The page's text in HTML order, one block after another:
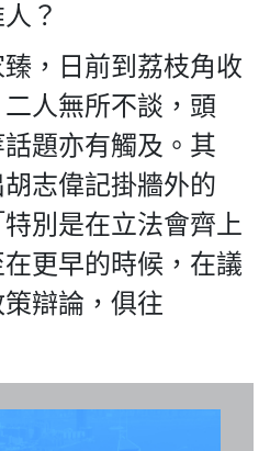
？
，日前到荔枝角收
人無所不談，頭
題亦有觸及。其
志偉記掛牆外的
特別是在立法會齊上
更早的時候，在議
辯論，俱往